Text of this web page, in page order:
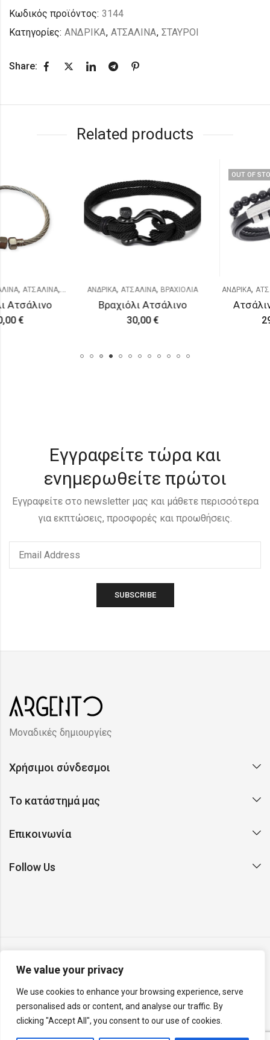
We value your privacy
We use cookies to enhance your browsing experience, serve
personalised ads or content, and analyse our traffic. By
clicking "Accept All", you consent to our use of cookies.
Κωδικός προϊόντος: 3144
Κατηγορίες: ΑΝΔΡΙΚΑ, ΑΤΣΑΛΙΝΑ, ΣΤΑΥΡΟΙ
Share:
Related products
, ΒΡΑΧΙΟΛΙΑ,ΒΡΑΧΙΟΛΙΑ,ΓΥΝΑΙΚΕΙΑ
ΑΝΔΡΙΚΑ ΑΤΣΑΛΙΝΑ, ΒΡΑΧΙΟΛΙΑ
Βραχιόλι Ατσάλινο
OUT OF STOCK
ΑΝΔΡΙΚΑ ΑΤΣΑΛΙΝΑ,
Ατσάλινο
Εγγραφείτε τώρα και
ενημερωθείτε πρώτοι
Εγγραφείτε στο newsletter μας και μάθετε περισσότερα
για εκπτώσεις, προσφορές και προωθήσεις.
Μοναδικές δημιουργίες
Χρήσιμοι σύνδεσμοι
Το κατάστημά μας
Επικοινωνία
Follow Us
on Earth by Rainbyte Studio.Report a website issue
v26.04.26.R